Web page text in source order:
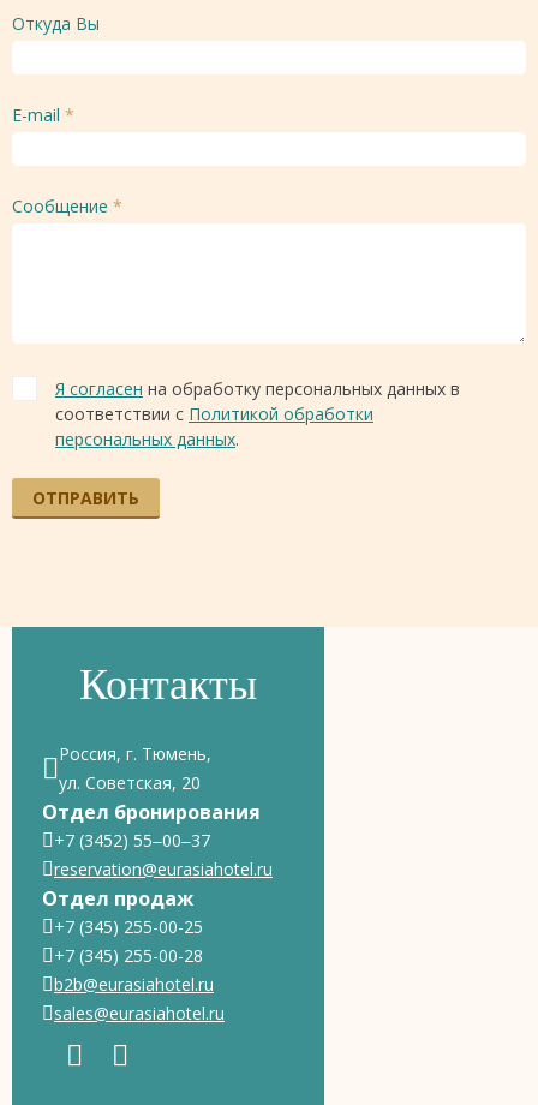
Откуда Вы
E-mail *
Сообщение *
Я согласен на обработку персональных данных в
соответствии с Политикой обработки
персональных данных.
ОТПРАВИТЬ
Контакты
Россия, г. Тюмень,
ул. Советская, 20
Отдел бронирования
+7 (3452) 55‒00‒37
reservation@eurasiahotel.ru
Отдел продаж
+7 (345) 255-00-25
+7 (345) 255-00-28
b2b@eurasiahotel.ru
sales@eurasiahotel.ru